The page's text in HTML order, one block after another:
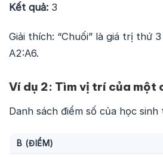
Kết quả: 3
Giải thích: “Chuối” là giá trị thứ
A2:A6.
Ví dụ 2: Tìm vị trí của một
Danh sách điểm số của học
B (ĐIỂM)